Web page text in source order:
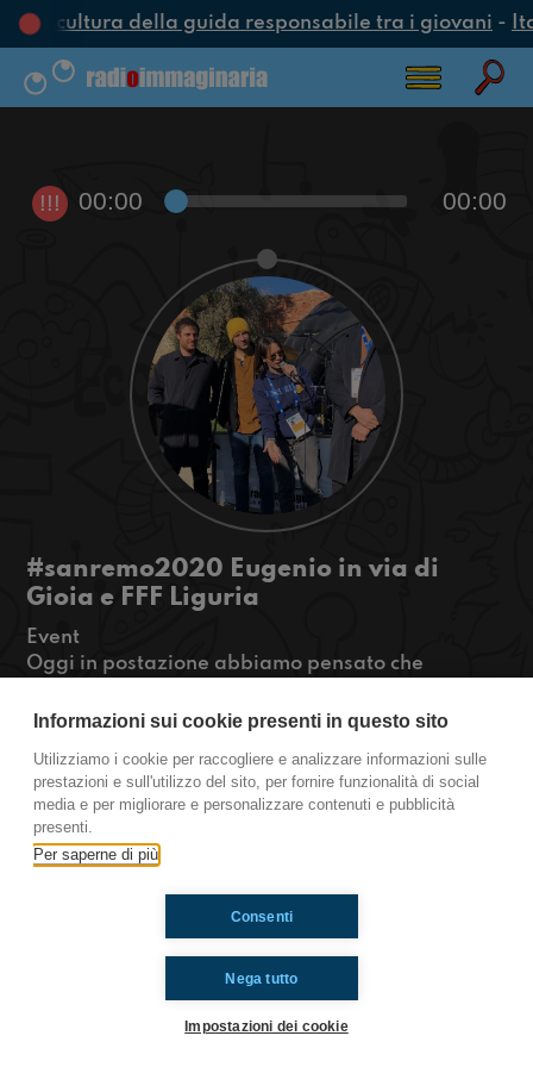
una cultura della guida responsabile tra i giovani-
!!! 00:00 00:00
#sanremo2020 Eugenio in via di
Gioia e FFF Liguria
Event
Oggi in postazione abbiamo pensato che
for Future Liguria una piccola manifestazione e
Gioia!
Hanno suonato anche Tsunami, la canzone che
hanno portato al Festival.
#OkkinSu www.radioimmaginaria.it
Ti è piaciuto? Condividilo!
Informazioni sui cookie presenti in questo sito
Utilizziamo i cookie per raccogliere e analizzare informazioni sulle
prestazioni e sull'utilizzo del sito, per fornire funzionalità di social
media e per migliorare e personalizzare contenuti e pubblicità
presenti.
Per saperne di più
Nega tutto
Consenti
Impostazioni dei cookie